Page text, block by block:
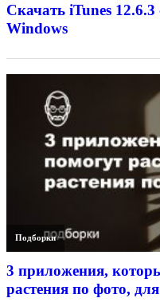
Скачать iTunes
Windows
Подборки
3 приложения,
растения по фото,